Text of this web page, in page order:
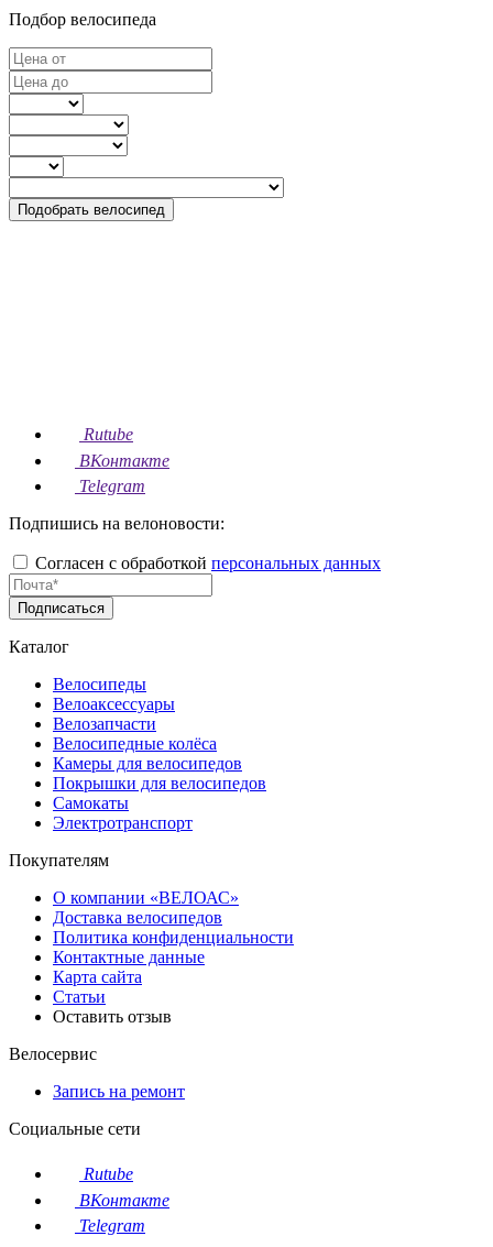
Подбор велосипеда
Подобрать велосипед
Rutube
ВКонтакте
Telegram
Подпишись на велоновости:
Согласен с обработкой персональных данных
Подписаться
Каталог
Велосипеды
Велоаксессуары
Велозапчасти
Велосипедные колёса
Камеры для велосипедов
Покрышки для велосипедов
Самокаты
Электротранспорт
Покупателям
О компании «ВЕЛОАС»
Доставка велосипедов
Политика конфиденциальности
Контактные данные
Карта сайта
Статьи
Оставить отзыв
Велосервис
Запись на ремонт
Социальные сети
Rutube
ВКонтакте
Telegram